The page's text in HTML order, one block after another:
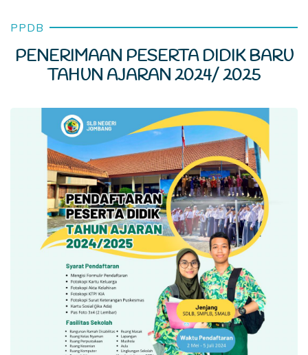
PPDB
PENERIMAAN PESERTA DIDIK BARU
TAHUN AJARAN 2024/ 2025